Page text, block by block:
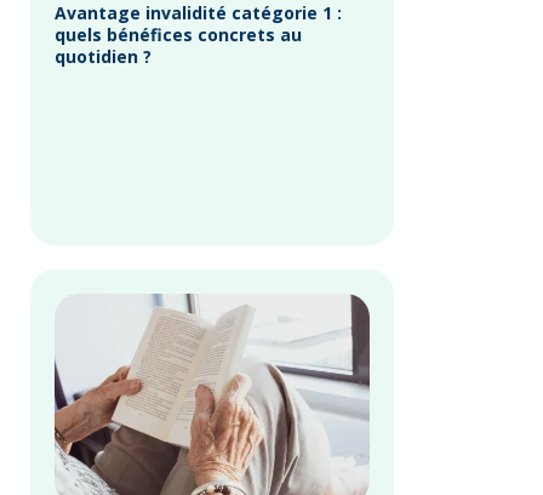
Avantage invalidité catégorie 1 :
quels bénéfices concrets au
quotidien ?